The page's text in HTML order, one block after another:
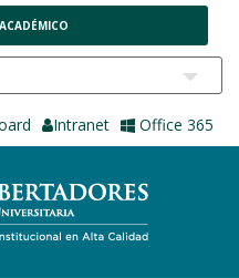
Intranet Office 365